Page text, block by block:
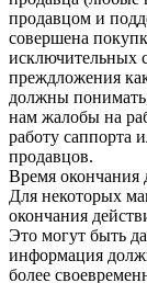
продавцом и
совершена
исключительных
преждложения
должны
нам жалобы на
работу саппорта
продавцов.
Время окончания
Для некоторых
окончания
Это могут быть
информация
более